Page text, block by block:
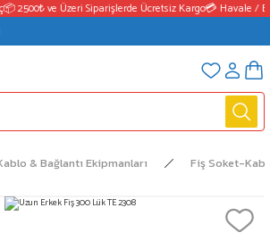
2500₺ ve Üzeri Siparişlerde Ücretsiz Kargo💳 Havale /
& Bağlantı Ekipmanları Fiş Soket-